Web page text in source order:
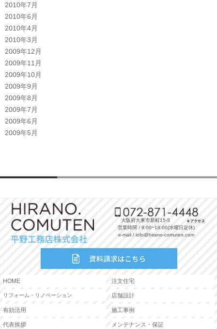
2010年7月
2010年6月
2010年4月
2010年3月
2009年12月
2009年11月
2009年10月
2009年9月
2009年8月
2009年7月
2009年6月
2009年5月
大阪府大東市新町15-5
営業時間 / 9:00~18:00(水曜日定休)
e-mail / info@hirano-comuten.com
HOME 注文住宅
リフォーム・リノベーション 店舗設計
有効活用 施工事例
代表挨拶 メンテナンス・保証